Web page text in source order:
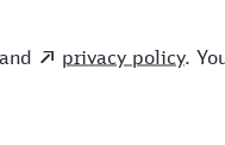
ARV,ICE